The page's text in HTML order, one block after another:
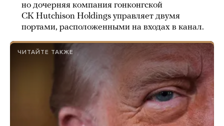
но дочерняя компания гонконгской
CK Hutchison Holdings управляет двумя
портами, расположенными на входах в канал.
ЧИТАЙТЕ ТАКЖЕ